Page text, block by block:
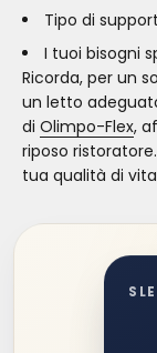
Tipo di
I tuoi bisogni
Ricorda, per un
un letto
di Olimpo-Flex,
riposo
tua qualità di